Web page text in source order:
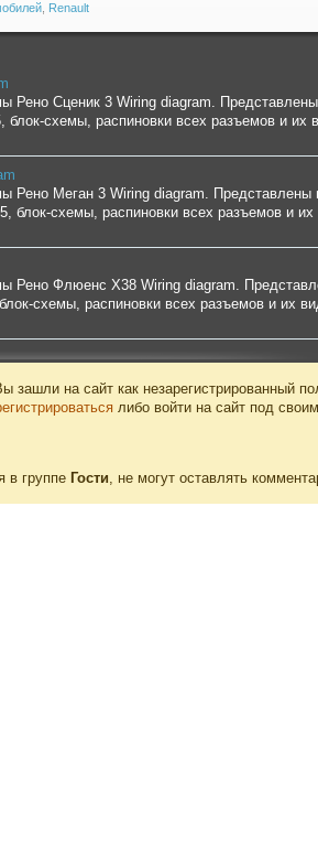
, Renault
Рено Сценик 3 Wiring diagram.
блок-схемы, распиновки всех разъемов и
Рено Меган 3 Wiring diagram.
блок-схемы, распиновки всех разъемов и
Рено Флюенс X38 Wiring diagram.
схемы, распиновки всех разъемов и их
зашли на сайт как незарегистрированный
либо войти на сайт под
в группе Гости , не могут оставлять